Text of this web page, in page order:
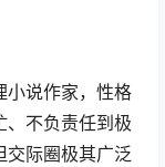
小说作家，性格
、不负责任到极
交际圈极其广泛